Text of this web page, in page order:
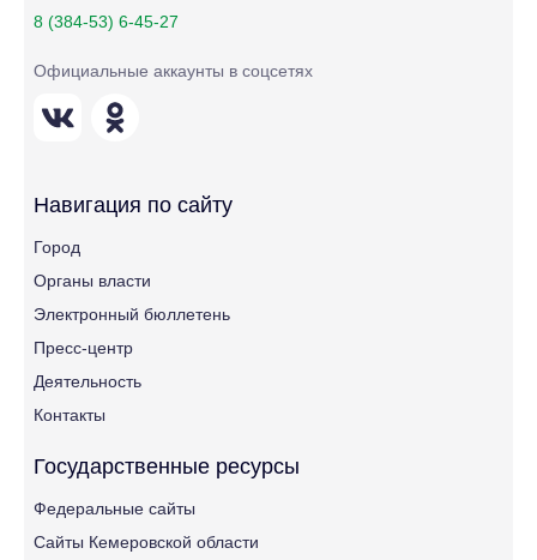
8 (384-53) 6-45-27
Официальные аккаунты в соцсетях
Навигация по сайту
Город
Органы власти
Электронный бюллетень
Пресс-центр
Деятельность
Контакты
Государственные ресурсы
Федеральные сайты
Сайты Кемеровской области